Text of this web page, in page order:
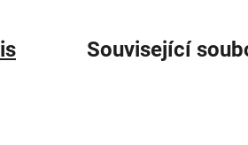
Související